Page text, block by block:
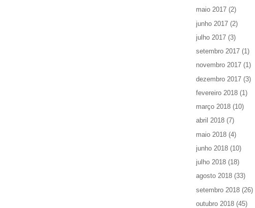
maio 2017 (2)
junho 2017 (2)
julho 2017 (3)
setembro 2017 (1)
novembro 2017 (1)
dezembro 2017 (3)
fevereiro 2018 (1)
março 2018 (10)
abril 2018 (7)
maio 2018 (4)
junho 2018 (10)
julho 2018 (18)
agosto 2018 (33)
setembro 2018 (26)
outubro 2018 (45)